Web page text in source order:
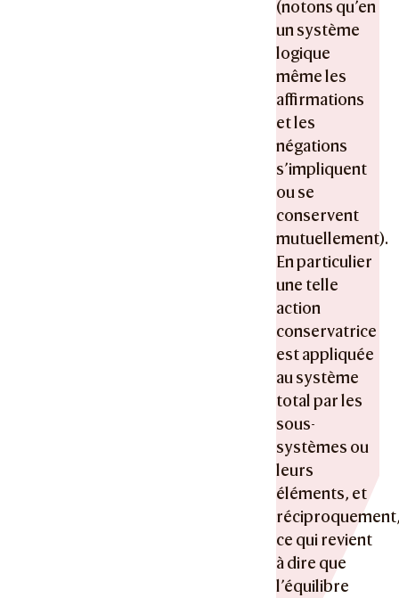
(notons qu’en
un système
logique
même les
affirmations
et les
négations
s’impliquent
ou se
conservent
mutuellement).
En particulier
une telle
action
conservatrice
est appliquée
au système
total par les
sous-
systèmes ou
leurs
éléments, et
ce qui revient
à dire que
l’équilibre